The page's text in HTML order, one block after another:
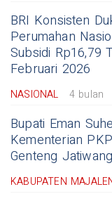
BRI Konsisten
Perumahan
Subsidi Rp16,79
Februari 2026
NASIONAL 4 bulan
Bupati Eman
Kementerian
Genteng
KABUPATEN